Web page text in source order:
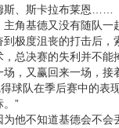
斯、斯卡拉布莱恩……
基德又没有随队一
极度沮丧的打击后，
总决赛的失利并不能
，又赢回来一场，
球队在季后赛中的表
”
不知道基德会不会